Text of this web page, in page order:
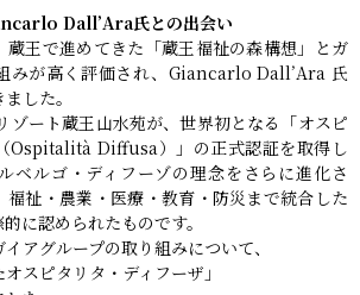
Dall’Ara氏との出会い
蔵王で進めてきた「蔵王福祉の森構想」とガ
みが高く評価され、Giancarlo Dall’Ara 氏
した。
ゾート蔵王山水苑が、世界初となる「オスピ
Ospitalità Diffusa）」の正式認証を取得し
ベルゴ・ディフーゾの理念をさらに進化さ
福祉・農業・医療・教育・防災まで統合した
に認められたものです。
アグループの取り組みについて、
スピタリタ・ディフーザ」